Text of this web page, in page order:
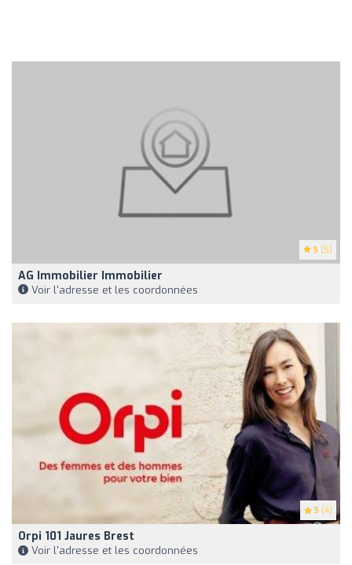
5 (5)
AG Immobilier Immobilier
Voir l'adresse et les coordonnées
5 (4)
Orpi 101 Jaures Brest
Voir l'adresse et les coordonnées